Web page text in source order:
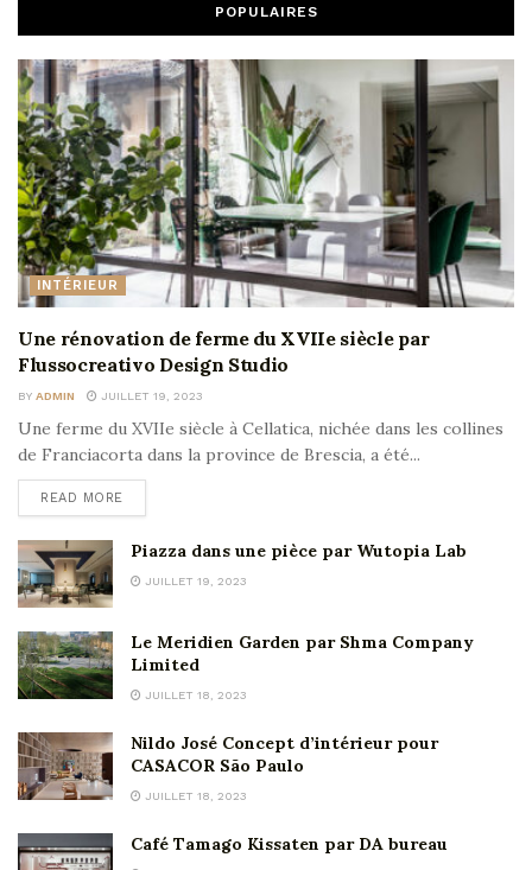
POPULAIRES
INTÉRIEUR
Une rénovation de ferme du XVIIe siècle par
Flussocreativo Design Studio
BY ADMIN JUILLET 19, 2023
Une ferme du XVIIe siècle à Cellatica, nichée dans les collines
de Franciacorta dans la province de Brescia, a été...
READ MORE
Piazza dans une pièce par Wutopia Lab
JUILLET 19, 2023
Le Meridien Garden par Shma Company
Limited
JUILLET 18, 2023
Nildo José Concept d’intérieur pour
CASACOR São Paulo
JUILLET 18, 2023
Café Tamago Kissaten par DA bureau